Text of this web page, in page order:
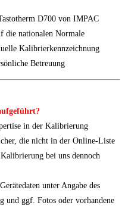
D700 von IMPAC
die nationalen Normale
Kalibrierkennzeichnung
Betreuung
in der Kalibrierung
die nicht in der Online-Liste
bei uns dennoch
unter Angabe des
und ggf. Fotos oder vorhandene